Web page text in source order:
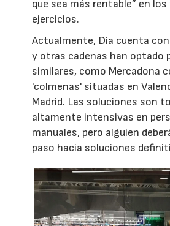
que sea más rentable” en
ejercicios.
Actualmente, Día cuenta
y otras cadenas han optado
similares, como Mercadona
'colmenas' situadas en
Madrid. Las soluciones son
altamente intensivas en
manuales, pero alguien
paso hacia soluciones